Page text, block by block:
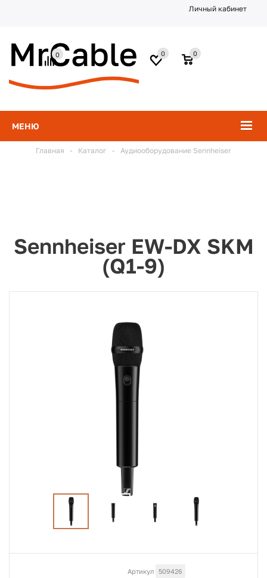
Личный кабинет
МЕНЮ
0
0
0
Главная - Каталог - Аудиооборудование Sennheiser
Sennheiser EW-DX SKM
(Q1-9)
Артикул 509426